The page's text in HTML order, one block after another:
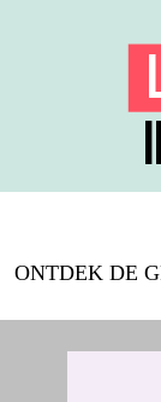
ONTDEK DE